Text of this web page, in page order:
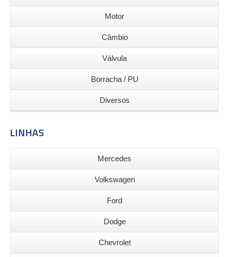
Motor
Câmbio
Válvula
Borracha / PU
Diversos
LINHAS
Mercedes
Volkswagen
Ford
Dodge
Chevrolet